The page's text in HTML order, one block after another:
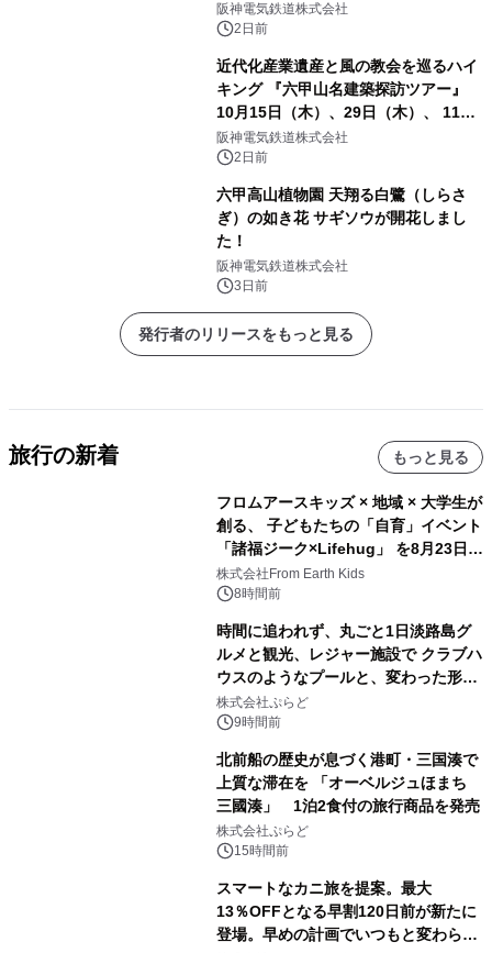
発売決定！
阪神電気鉄道株式会社
2日前
近代化産業遺産と風の教会を巡るハイ
キング 『六甲山名建築探訪ツアー』
10月15日（木）、29日（木）、 11月
5日（木）、12日（木）に開催！
阪神電気鉄道株式会社
2日前
六甲高山植物園 天翔る白鷺（しらさ
ぎ）の如き花 サギソウが開花しまし
た！
阪神電気鉄道株式会社
3日前
発行者のリリースをもっと見る
旅行の新着 もっと見る
フロムアースキッズ × 地域 × 大学生が
創る、 子どもたちの「自育」イベント
「諸福ジーク×Lifehug」 を8月23日
(日)開催
株式会社From Earth Kids
8時間前
時間に追われず、丸ごと1日淡路島グ
ルメと観光、レジャー施設で クラブハ
ウスのようなプールと、変わった形の
サウナも 「THE BOXY AWAJI」のお
得な素泊まり連泊プランで
株式会社ぷらど
9時間前
北前船の歴史が息づく港町・三国湊で
上質な滞在を 「オーベルジュほまち
三國湊」 1泊2食付の旅行商品を発売
株式会社ぷらど
15時間前
スマートなカニ旅を提案。最大
13％OFFとなる早割120日前が新たに
登場。早めの計画でいつもと変わらぬ